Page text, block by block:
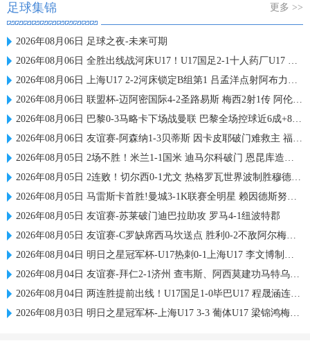
足球集锦 更多 >>
2026年08月06日 足球之夜-未来可期
2026年08月06日 全胜出线战河床U17！U17国足2-1十人药厂U17 赵松源登场1分钟传射
2026年08月06日 上海U17 2-2河床锁定B组第1 吕孟洋点射阿布力米破门 将战A组第2
2026年08月06日 联盟杯-迈阿密国际4-2圣路易斯 梅西2射1传 阿伦助攻戴帽
2026年08月06日 巴黎0-3马略卡下场战曼联 巴黎全场控球近6成+8射3正未果
2026年08月06日 友谊赛-阿森纳1-3贝蒂斯 因卡皮耶破门难救主 福纳尔斯1射2传
2026年08月05日 2场不胜！米兰1-1国米 迪马尔科破门 恩昆库造点+点射拉莫斯登场
2026年08月05日 2连败！切尔西0-1尤文 热格罗瓦世界波制胜穆德里克时隔614天复出
2026年08月05日 马雷斯卡首胜!曼城3-1K联赛全明星 赖因德斯努里破门塞梅尼奥助攻
2026年08月05日 友谊赛-苏莱破门迪巴拉助攻 罗马4-1纽波特郡
2026年08月05日 友谊赛-C罗缺席西马坎送点 胜利0-2不敌阿尔梅里亚
2026年08月04日 明日之星冠军杯-U17热刺0-1上海U17 李文博制胜球
2026年08月04日 友谊赛-拜仁2-1济州 查韦斯、阿西莫建功马特乌斯彩虹过人送助攻
2026年08月04日 两连胜提前出线！U17国足1-0毕巴U17 程晟涵连场破门赵松源中楣
2026年08月03日 明日之星冠军杯-上海U17 3-3 葡体U17 梁锦鸿梅开二度